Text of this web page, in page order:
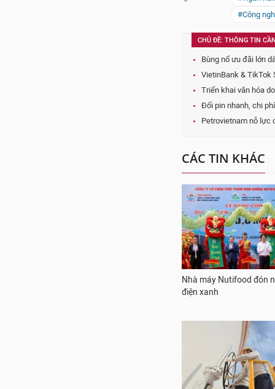
Nhà máy Nutifood đón
Năng lực tồn chứa dầu
Nhà máy Lọc dầu Dung
tăng thêm 12,5%